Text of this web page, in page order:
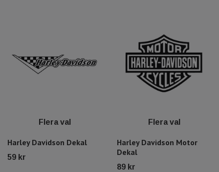
Flera val
Harley Davidson Dekal
59 kr
Flera val
Harley Davidson Motor
Dekal
89 kr